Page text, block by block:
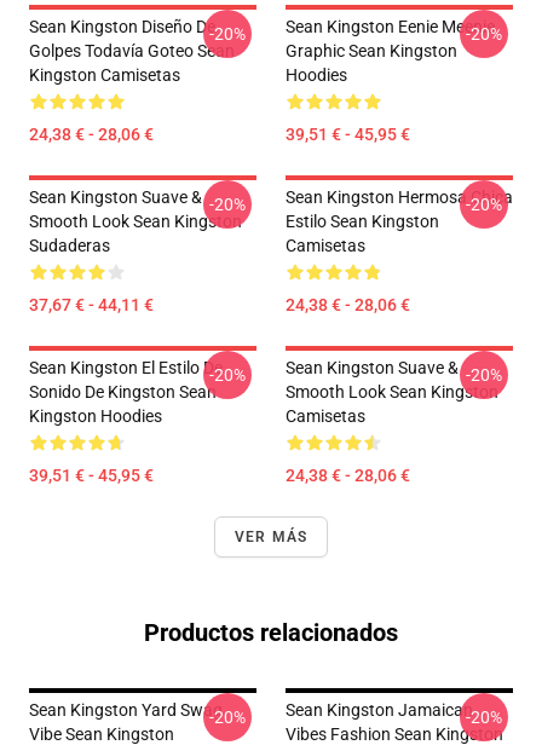
Sean Kingston Diseño De
Golpes Todavía Goteo Sean
Kingston Camisetas
24,38 € - 28,06 €
-20%
Sean Kingston Eenie Meenie
Graphic Sean Kingston
Hoodies
39,51 € - 45,95 €
-20%
Sean Kingston Suave &
Smooth Look Sean Kingston
Sudaderas
37,67 € - 44,11 €
-20%
Sean Kingston Hermosa Chica
Estilo Sean Kingston
Camisetas
24,38 € - 28,06 €
-20%
Sean Kingston El Estilo De
Sonido De Kingston Sean
Kingston Hoodies
39,51 € - 45,95 €
-20%
Sean Kingston Suave &
Smooth Look Sean Kingston
Camisetas
24,38 € - 28,06 €
-20%
VER MÁS
Productos relacionados
Sean Kingston Yard Swag
Vibe Sean Kingston
-20%
Sean Kingston Jamaican
Vibes Fashion Sean Kingston
-20%